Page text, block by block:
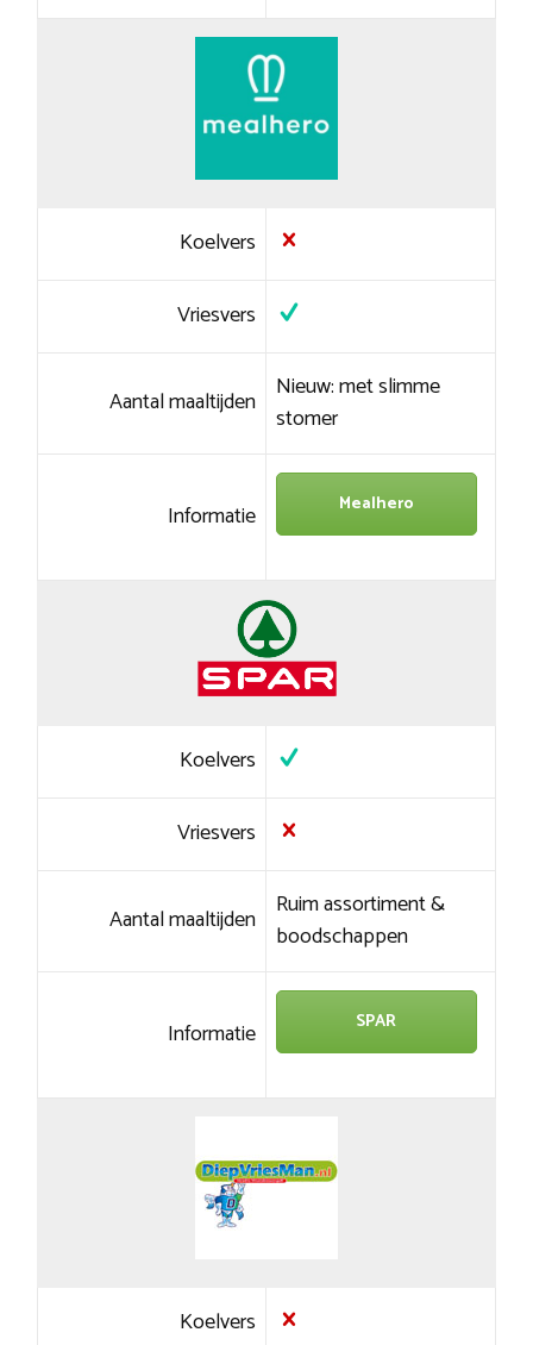
Koelvers
Vriesvers
Aantal maaltijden Nieuw: met slimme
stomer
Informatie Mealhero
Koelvers
Vriesvers
Aantal maaltijden Ruim assortiment &
boodschappen
Informatie SPAR
Koelvers